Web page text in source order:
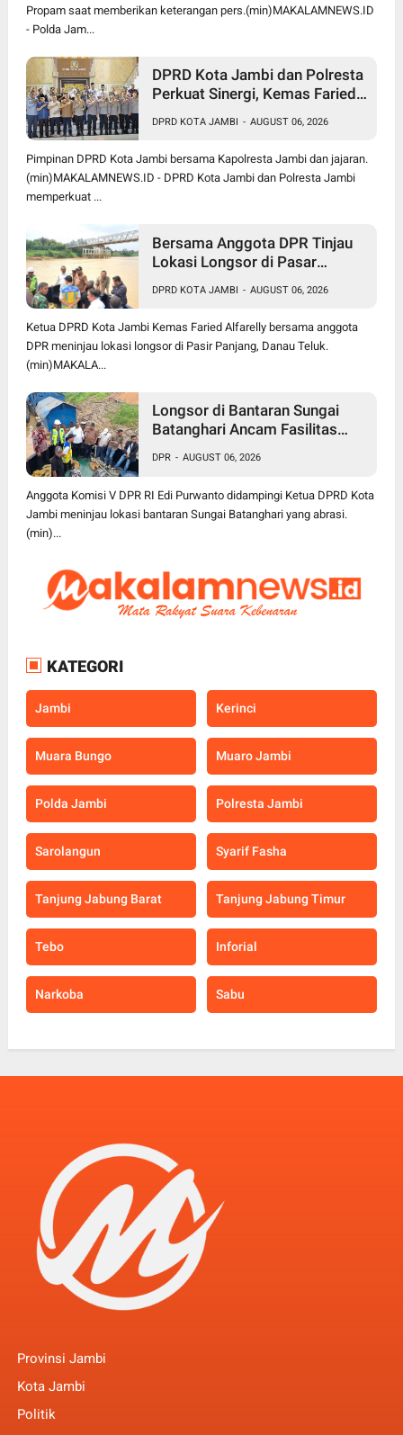
Propam saat memberikan keterangan pers.(min)MAKALAMNEWS.ID
- Polda Jam...
DPRD Kota Jambi dan Polresta
Perkuat Sinergi, Kemas Faried:
Bersama
DPRD KOTA JAMBI - AUGUST 06, 2026
Pimpinan DPRD Kota Jambi bersama Kapolresta Jambi dan jajaran.
(min)MAKALAMNEWS.ID - DPRD Kota Jambi dan Polresta Jambi
memperkuat ...
Bersama Anggota DPR Tinjau
Lokasi Longsor di Pasar
Jambi Dorong Pusat Bangun
Turap Sungai Batanghari
DPRD KOTA JAMBI - AUGUST 06, 2026
Ketua DPRD Kota Jambi Kemas Faried Alfarelly bersama anggota
DPR meninjau lokasi longsor di Pasir Panjang, Danau Teluk.
(min)MAKALA...
Longsor di Bantaran Sungai
Batanghari Ancam Fasilitas
Purwanto Siap Perjuangkan
Pembangunan Turap
DPR - AUGUST 06, 2026
Anggota Komisi V DPR RI Edi Purwanto didampingi Ketua DPRD Kota
Jambi meninjau lokasi bantaran Sungai Batanghari yang abrasi.
(min)...
KATEGORI
Jambi Kerinci
Muara Bungo Muaro Jambi
Polda Jambi Polresta Jambi
Sarolangun Syarif Fasha
Tanjung Jabung Barat Tanjung Jabung Timur
Tebo Inforial
Narkoba Sabu
Provinsi Jambi
Kota Jambi
Politik